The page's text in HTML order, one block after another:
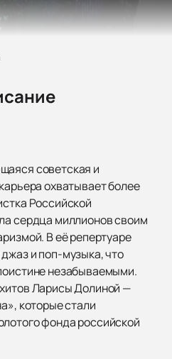
советская и
охватывает более
Российской
сердца миллионов своим
В её репертуаре
и поп-музыка, что
незабываемыми.
Ларисы Долиной —
которые стали
фонда российской